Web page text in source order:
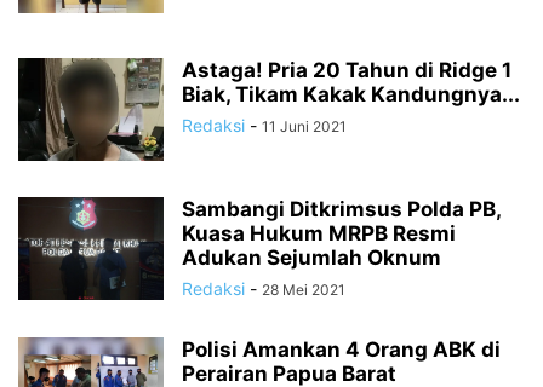
Astaga! Pria 20 Tahun di Ridge 1
Biak, Tikam Kakak Kandungnya...
Redaksi - 11 Juni 2021
Sambangi Ditkrimsus Polda PB,
Kuasa Hukum MRPB Resmi
Adukan Sejumlah Oknum
Redaksi - 28 Mei 2021
Polisi Amankan 4 Orang ABK di
Perairan Papua Barat